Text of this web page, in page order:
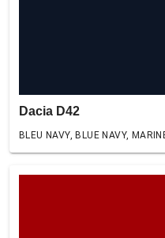
Dacia D42
BLEU NAVY, BLUE NAVY,